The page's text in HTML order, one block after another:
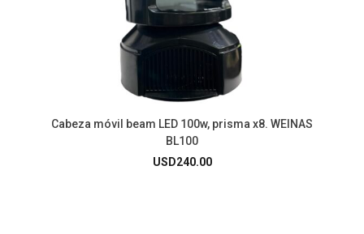
Cabeza móvil beam LED 100w, prisma x8. WEINAS
BL100
USD240.00